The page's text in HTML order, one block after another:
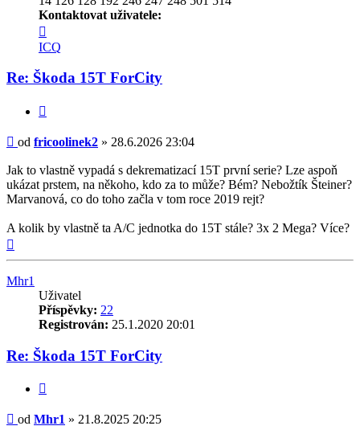
Kontaktovat uživatele:
uživatele
fricoolinek2
ICQ
Re: Škoda 15T ForCity
Příspěvek
od fricoolinek2 » 28.6.2026 23:04
Jak to vlastně vypadá s dekrematizací 15T první serie? Lze aspoň
ukázat prstem, na někoho, kdo za to může? Bém? Nebožtík Šteiner?
Marvanová, co do toho začla v tom roce 2019 rejt?
A kolik by vlastně ta A/C jednotka do 15T stále? 3x 2 Mega? Více?
Mhr1
Uživatel
Příspěvky: 22
Registrován: 25.1.2020 20:01
Re: Škoda 15T ForCity
Příspěvek
od Mhr1 » 21.8.2025 20:25